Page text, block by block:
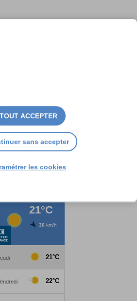
TOUT ACCEPTER
sans accepter
les cookies